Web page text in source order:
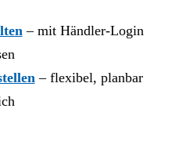
– mit Händler-Login
– flexibel, planbar